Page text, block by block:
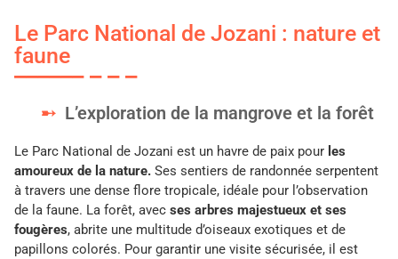
Le Parc National de Jozani : nature et
faune
L’exploration de la mangrove et la forêt
Le Parc National de Jozani est un havre de paix pour les
amoureux de la nature. Ses sentiers de randonnée serpentent
à travers une dense flore tropicale, idéale pour l’observation
de la faune. La forêt, avec ses arbres majestueux et ses
fougères, abrite une multitude d’oiseaux exotiques et de
papillons colorés. Pour garantir une visite sécurisée, il est